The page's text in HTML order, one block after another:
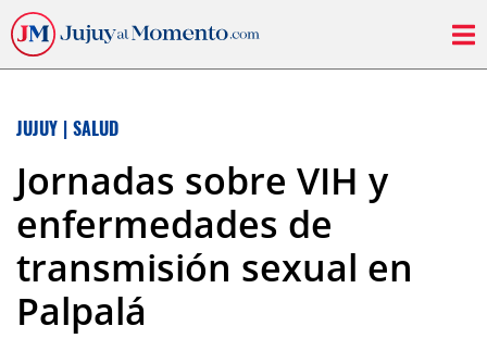
JUJUY | SALUD
Jornadas sobre VIH y
enfermedades de
transmisión sexual en
Palpalá